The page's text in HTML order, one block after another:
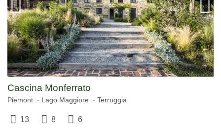
Cascina Monferrato
Piemont Lago Maggiore Terruggia
13 8 6